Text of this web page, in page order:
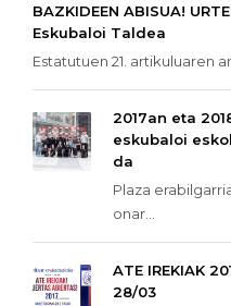
BAZKIDEEN ABISUA!
Eskubaloi Taldea
Estatutuen 21. artikuluaren
2017an eta
eskubaloi
da
Plaza
onar...
ATE IREKIAK
28/03